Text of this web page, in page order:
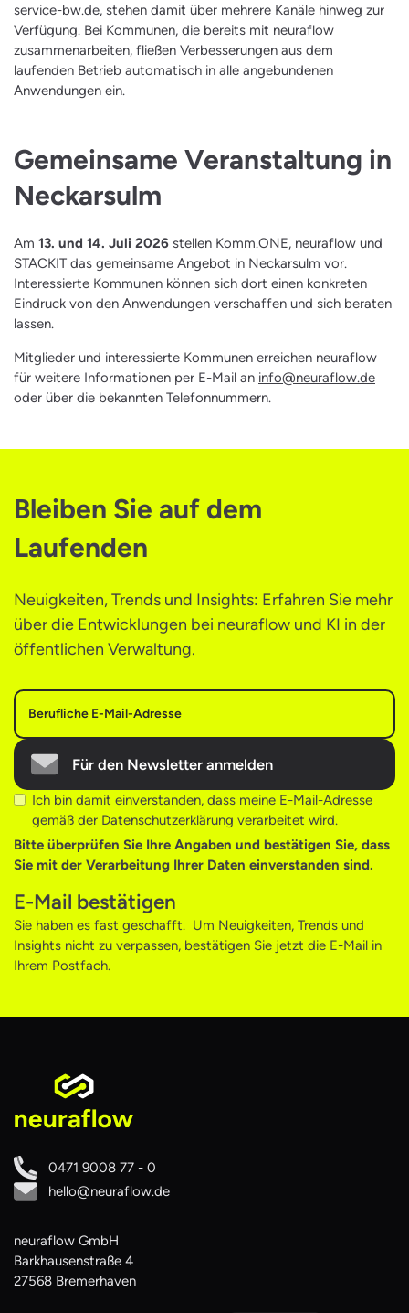
service-bw.de, stehen damit über mehrere Kanäle hinweg zur
Verfügung. Bei Kommunen, die bereits mit neuraflow
zusammenarbeiten, fließen Verbesserungen aus dem
laufenden Betrieb automatisch in alle angebundenen
Anwendungen ein.
Gemeinsame Veranstaltung in
Neckarsulm
Am 13. und 14. Juli 2026 stellen Komm.ONE, neuraflow und
STACKIT das gemeinsame Angebot in Neckarsulm vor.
Interessierte Kommunen können sich dort einen konkreten
Eindruck von den Anwendungen verschaffen und sich beraten
lassen.
Mitglieder und interessierte Kommunen erreichen neuraflow
für weitere Informationen per E-Mail an info@neuraflow.de
oder über die bekannten Telefonnummern.
Bleiben Sie auf dem
Laufenden
Neuigkeiten, Trends und Insights: Erfahren Sie mehr
über die Entwicklungen bei neuraflow und KI in der
öffentlichen Verwaltung.
Für den Newsletter anmelden
Ich bin damit einverstanden, dass meine E-Mail-Adresse
gemäß der Datenschutzerklärung verarbeitet wird.
Bitte überprüfen Sie Ihre Angaben und bestätigen Sie, dass
Sie mit der Verarbeitung Ihrer Daten einverstanden sind.
E-Mail bestätigen
Sie haben es fast geschafft. Um Neuigkeiten, Trends und
Insights nicht zu verpassen, bestätigen Sie jetzt die E-Mail in
Ihrem Postfach.
0471 9008 77 - 0
hello@neuraflow.de
neuraflow GmbH
Barkhausenstraße 4
27568 Bremerhaven